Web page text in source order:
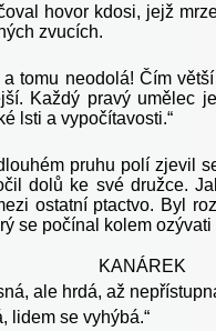
hovor kdosi, jejž
zvucích.
a tomu neodolá! Čím
Každý pravý umělec
lsti a vypočítavosti.“
pruhu polí zjevil
dolů ke své družce.
ostatní ptactvo. Byl
se počínal kolem ozývati
KANÁREK
ale hrdá, až
lidem se vyhýbá.“